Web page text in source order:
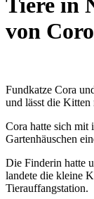
Tiere in
von
Fundkatze Cora
und lässt die Kitten
Cora hatte sich mit
Gartenhäuschen
Die Finderin hatte
landete die kleine
Tierauffangstation.